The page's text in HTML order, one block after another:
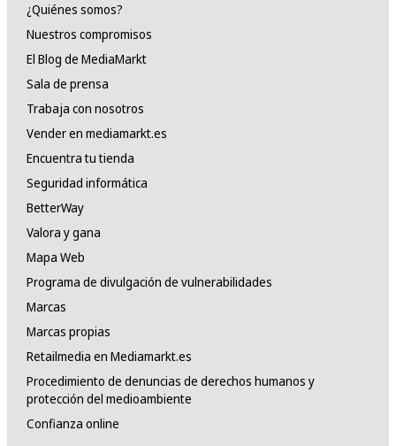
¿Quiénes somos?
Nuestros compromisos
El Blog de MediaMarkt
Sala de prensa
Trabaja con nosotros
Vender en mediamarkt.es
Encuentra tu tienda
Seguridad informática
BetterWay
Valora y gana
Mapa Web
Programa de divulgación de vulnerabilidades
Marcas
Marcas propias
Retailmedia en Mediamarkt.es
Procedimiento de denuncias de derechos humanos y
protección del medioambiente
Confianza online